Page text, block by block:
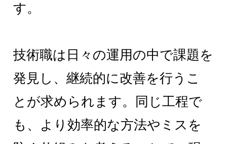
す。
技術職は日々の運用の中で課題を
発見し、継続的に改善を行うこ
とが求められます。同じ工程で
も、より効率的な方法やミスを